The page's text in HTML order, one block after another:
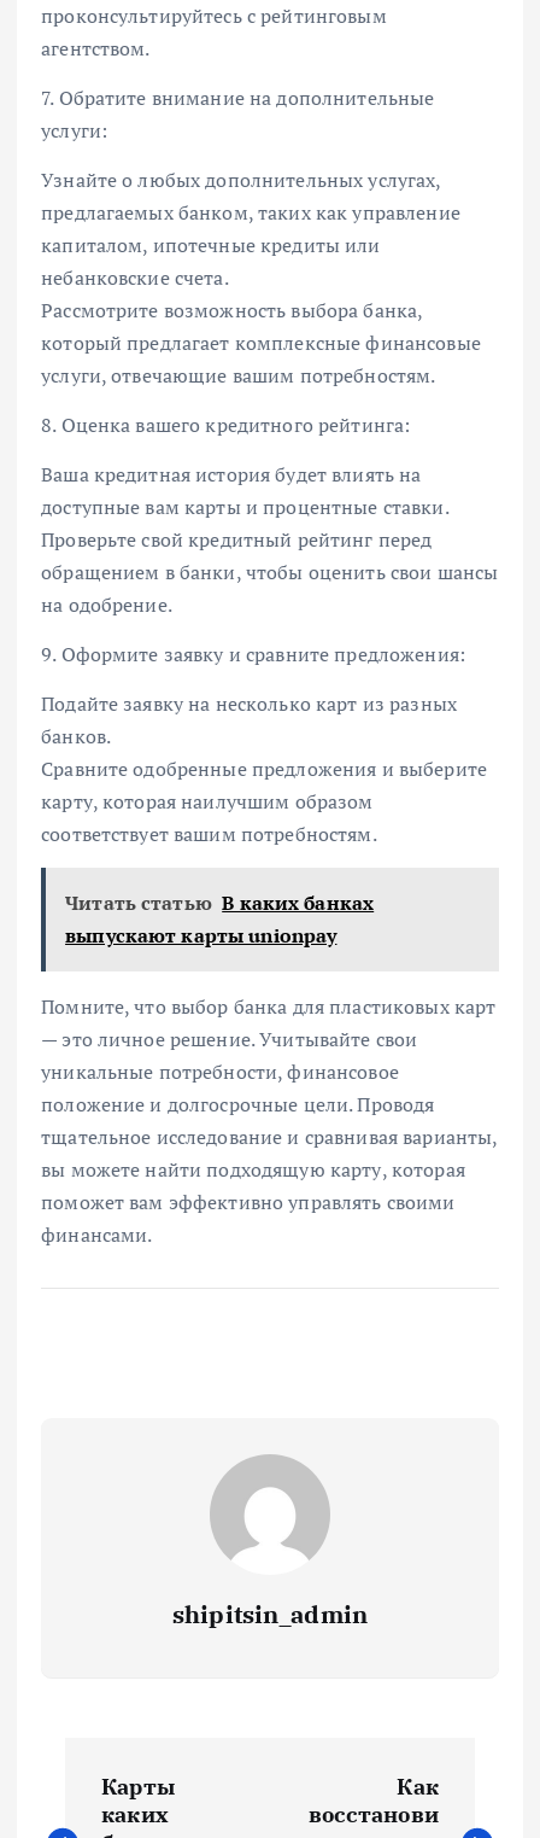
проконсультируйтесь с рейтинговым
агентством.
7. Обратите внимание на дополнительные
услуги:
Узнайте о любых дополнительных услугах,
предлагаемых банком, таких как управление
капиталом, ипотечные кредиты или
небанковские счета.
Рассмотрите возможность выбора банка,
который предлагает комплексные финансовые
услуги, отвечающие вашим потребностям.
8. Оценка вашего кредитного рейтинга:
Ваша кредитная история будет влиять на
доступные вам карты и процентные ставки.
Проверьте свой кредитный рейтинг перед
обращением в банки, чтобы оценить свои шансы
на одобрение.
9. Оформите заявку и сравните предложения:
Подайте заявку на несколько карт из разных
банков.
Сравните одобренные предложения и выберите
карту, которая наилучшим образом
соответствует вашим потребностям.
Читать статью В каких банках
выпускают карты unionpay
Помните, что выбор банка для пластиковых карт
— это личное решение. Учитывайте свои
уникальные потребности, финансовое
положение и долгосрочные цели. Проводя
тщательное исследование и сравнивая варианты,
вы можете найти подходящую карту, которая
поможет вам эффективно управлять своими
финансами.
shipitsin_admin
а
Карты
каких
Как
восстанови